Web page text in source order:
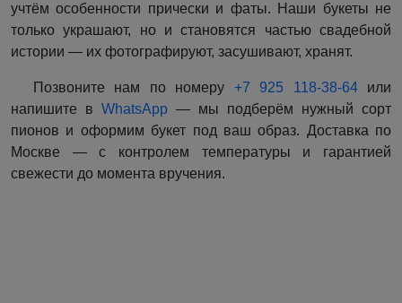
учтём особенности прически и фаты. Наши букеты не
только украшают, но и становятся частью свадебной
истории — их фотографируют, засушивают, хранят.
Позвоните нам по номеру +7 925 118-38-64или
напишите в WhatsApp — мы подберём нужный сорт
пионов и оформим букет под ваш образ. Доставка по
Москве — с контролем температуры и гарантией
свежести до момента вручения.